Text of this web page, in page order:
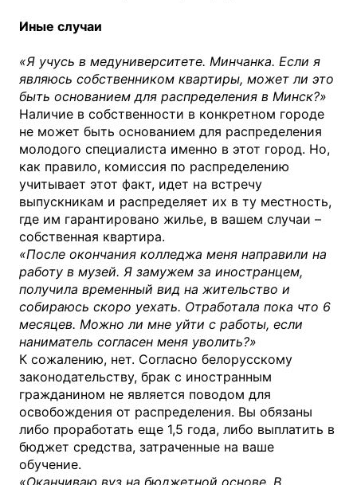
Иные случаи
«Я учусь в медуниверситете. Минчанка. Если я
являюсь собственником квартиры, может ли это
быть основанием для распределения в Минск?»
Наличие в собственности в конкретном городе
не может быть основанием для распределения
молодого специалиста именно в этот город. Но,
как правило, комиссия по распределению
учитывает этот факт, идет на встречу
выпускникам и распределяет их в ту местность,
где им гарантировано жилье, в вашем случаи –
собственная квартира.
«После окончания колледжа меня направили на
работу в музей. Я замужем за иностранцем,
получила временный вид на жительство и
собираюсь скоро уехать. Отработала пока что 6
месяцев. Можно ли мне уйти с работы, если
наниматель согласен меня уволить?»
К сожалению, нет. Согласно белорусскому
законодательству, брак с иностранным
гражданином не является поводом для
освобождения от распределения. Вы обязаны
либо проработать еще 1,5 года, либо выплатить в
бюджет средства, затраченные на ваше
обучение.
«Оканчиваю вуз на бюджетной основе. В